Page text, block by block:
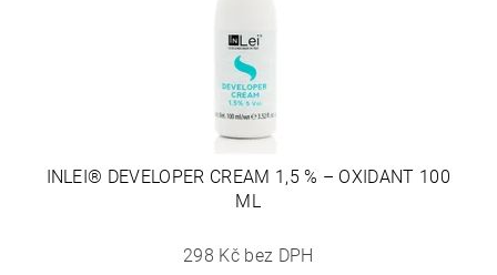
INLEI® DEVELOPER CREAM 1,5 % – OXIDANT 100
ML
298 Kč bez DPH